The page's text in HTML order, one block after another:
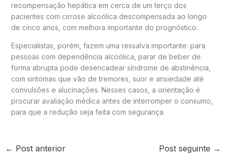
recompensação hepática em cerca de um terço dos
pacientes com cirrose alcoólica descompensada ao longo
de cinco anos, com melhora importante do prognóstico.
Especialistas, porém, fazem uma ressalva importante: para
pessoas com dependência alcoólica, parar de beber de
forma abrupta pode desencadear síndrome de abstinência,
com sintomas que vão de tremores, suor e ansiedade até
convulsões e alucinações. Nesses casos, a orientação é
procurar avaliação médica antes de interromper o consumo,
para que a redução seja feita com segurança.
← Post anterior Post seguinte →